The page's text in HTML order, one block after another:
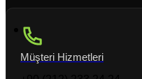
Müşteri Hizmetleri